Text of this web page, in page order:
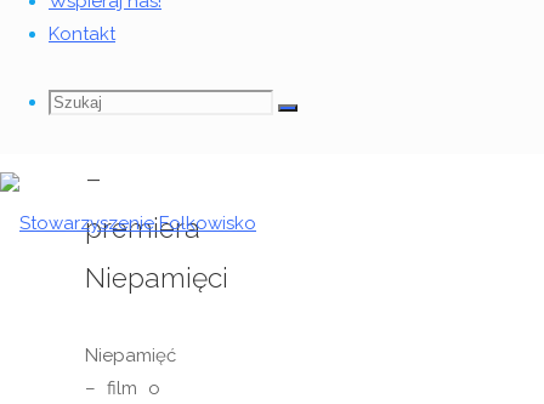
Kontakt
Szukaj
Szukaj:
Szukaj
naszych
działań.
–
premiera
Niepamięci
Niepamięć
– film o